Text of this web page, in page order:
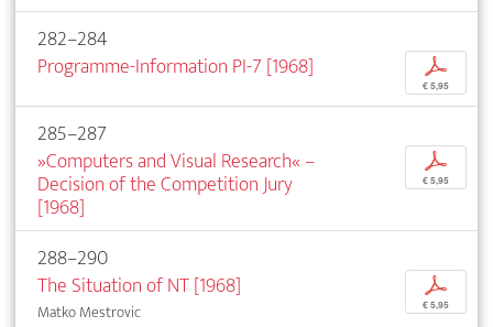
282–284
Programme-Information PI-7 [1968]
p
€ 5,95
285–287
»Computers and Visual Research« –
Decision of the Competition Jury
[1968]
p
€ 5,95
288–290
The Situation of NT [1968]
Matko Mestrovic
p
€ 5,95